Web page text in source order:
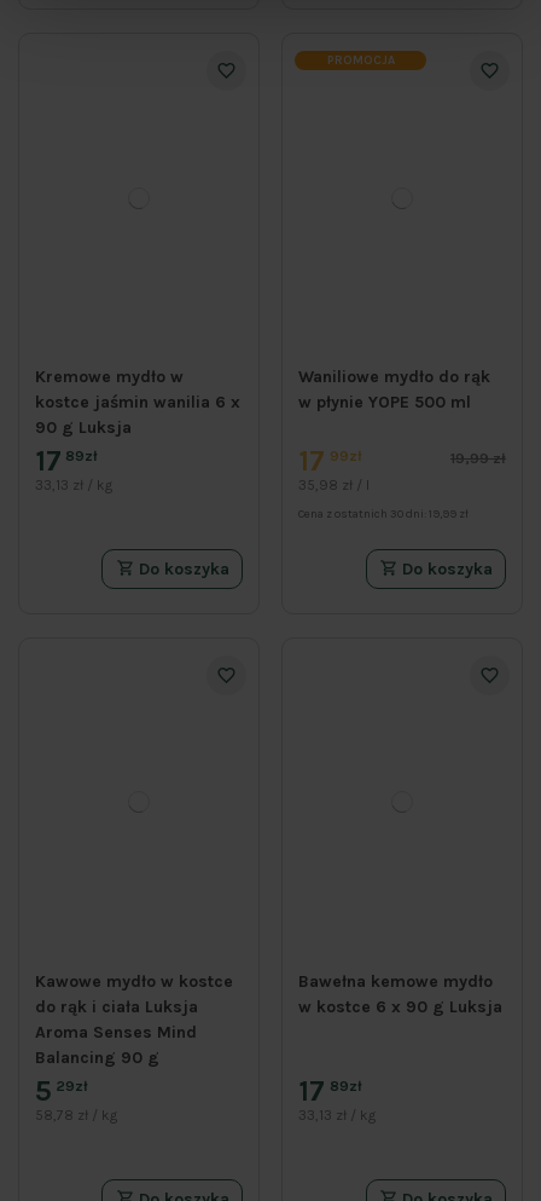
Kremowe mydło w
kostce jaśmin wanilia 6 x
90 g Luksja
17 89zł
33,13 zł / kg
Do koszyka
PROMOCJA
Waniliowe mydło do rąk
w płynie YOPE 500 ml
17 99zł
19,99 zł
35,98 zł / l
Cena z ostatnich 30 dni: 19,99 zł
Do koszyka
Kawowe mydło w kostce
do rąk i ciała Luksja
Aroma Senses Mind
Balancing 90 g
5 29zł
58,78 zł / kg
Bawełna kemowe mydło
w kostce 6 x 90 g Luksja
17 89zł
33,13 zł / kg